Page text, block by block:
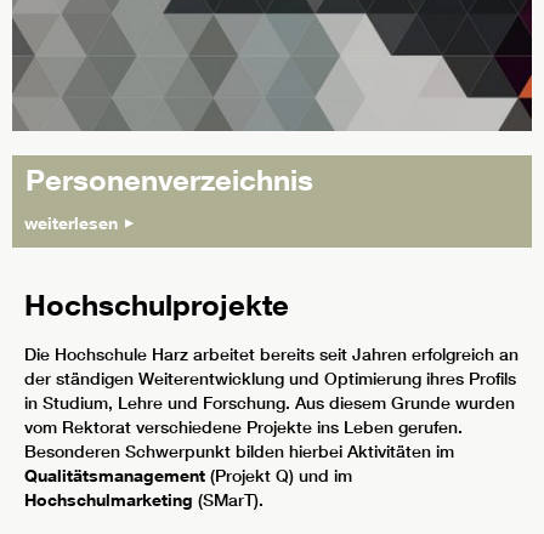
Personenverzeichnis
weiterlesen
Hochschulprojekte
Die Hochschule Harz arbeitet bereits seit Jahren erfolgreich an
der ständigen Weiterentwicklung und Optimierung ihres Profils
in Studium, Lehre und Forschung. Aus diesem Grunde wurden
vom Rektorat verschiedene Projekte ins Leben gerufen.
Besonderen Schwerpunkt bilden hierbei Aktivitäten im
Qualitätsmanagement (Projekt Q) und im
Hochschulmarketing (SMarT).